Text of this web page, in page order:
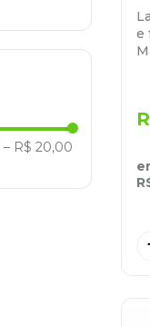
– R$ 20,00
e